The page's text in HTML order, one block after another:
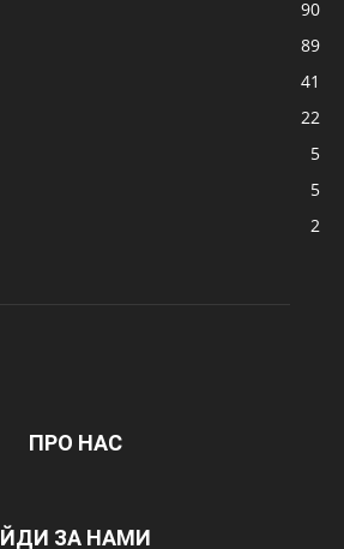
90
89
41
22
5
5
2
ПРО НАС
ЙДИ ЗА НАМИ